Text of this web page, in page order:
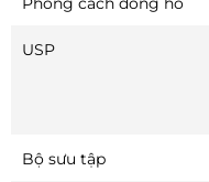
USP
Bộ sưu tập